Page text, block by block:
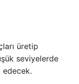
üretip
seviyelerde
edecek.